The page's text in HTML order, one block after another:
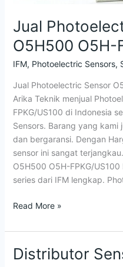
Jual
O5H500 O5H-
IFM, Photoelectric Sensors,
Jual Photoelectric Sensor
Arika Teknik menjual
FPKG/US100 di Indonesia
Sensors. Barang yang
dan bergaransi. Dengan
sensor ini sangat
O5H500 O5H-FPKG/
series dari IFM lengkap.
Read More »
Distributor
Distributor